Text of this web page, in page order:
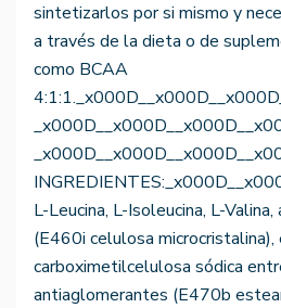
sintetizarlos por si mismo y
a través de la dieta o de
como BCAA
L-Leucina, L-Isoleucina, L-
(E460i celulosa
carboximetilcelulosa sódica
antiaglomerantes (E470b